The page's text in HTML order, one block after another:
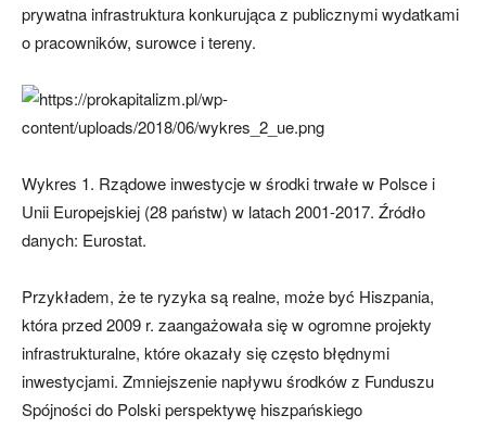
prywatna infrastruktura konkurująca z publicznymi wydatkami
o pracowników, surowce i tereny.
Wykres 1. Rządowe inwestycje w środki trwałe w Polsce i
Unii Europejskiej (28 państw) w latach 2001-2017. Źródło
danych: Eurostat.
Przykładem, że te ryzyka są realne, może być Hiszpania,
która przed 2009 r. zaangażowała się w ogromne projekty
infrastrukturalne, które okazały się często błędnymi
inwestycjami. Zmniejszenie napływu środków z Funduszu
Spójności do Polski perspektywę hiszpańskiego